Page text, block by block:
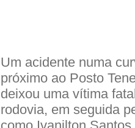
Um acidente numa
próximo ao Posto
deixou uma vítima
rodovia, em seguida